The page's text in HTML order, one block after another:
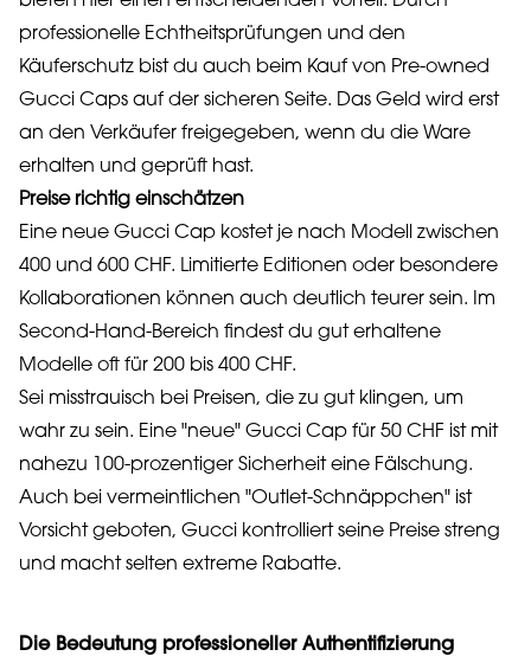
professionelle Echtheitsprüfungen und den
Käuferschutz bist du auch beim Kauf von Pre-owned
Gucci Caps auf der sicheren Seite. Das Geld wird erst
an den Verkäufer freigegeben, wenn du die Ware
erhalten und geprüft hast.
Preise richtig einschätzen
Eine neue Gucci Cap kostet je nach Modell zwischen
400 und 600 CHF. Limitierte Editionen oder besondere
Kollaborationen können auch deutlich teurer sein. Im
Second-Hand-Bereich findest du gut erhaltene
Modelle oft für 200 bis 400 CHF.
Sei misstrauisch bei Preisen, die zu gut klingen, um
wahr zu sein. Eine "neue" Gucci Cap für 50 CHF ist mit
nahezu 100-prozentiger Sicherheit eine Fälschung.
Auch bei vermeintlichen "Outlet-Schnäppchen" ist
Vorsicht geboten, Gucci kontrolliert seine Preise streng
und macht selten extreme Rabatte.
Die Bedeutung professioneller Authentifizierung